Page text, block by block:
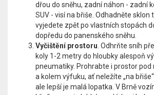
dřou do sněhu, zadní náhon - zadní
SUV - visí na břiše. Odhadněte sklon
vyjedete zpět po vlastních stopách
dopředu do panenského sněhu.
Vyčištění prostoru. Odhrňte sníh
koly 1-2 metry do hloubky alespoň
pneumatiky. Prohrabte i prostor
a kolem výfuku, ať neležíte „na
ale lepší je malá lopatka. V Brně